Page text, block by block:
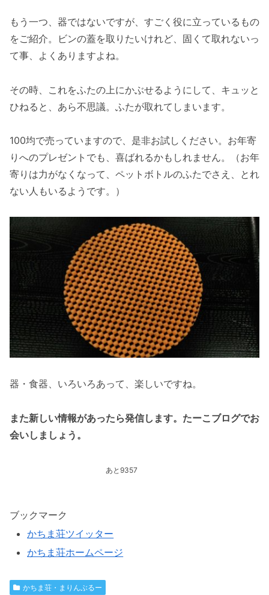
もう一つ、器ではないですが、すごく役に立っているもの
をご紹介。ビンの蓋を取りたいけれど、固くて取れないっ
て事、よくありますよね。
その時、これをふたの上にかぶせるようにして、キュッと
ひねると、あら不思議。ふたが取れてしまいます。
100均で売っていますので、是非お試しください。お年寄
りへのプレゼントでも、喜ばれるかもしれません。（お年
寄りは力がなくなって、ペットボトルのふたでさえ、とれ
ない人もいるようです。）
器・食器、いろいろあって、楽しいですね。
また新しい情報があったら発信します。たーこブログでお
会いしましょう。
あと9357
ブックマーク
かちま荘ツイッター
かちま荘ホームページ
かちま荘・まりんぶるー